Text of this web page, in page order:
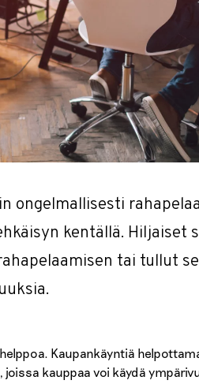
ongelmallisesti
kentällä. Hiljaiset
tai tullut
Kaupankäyntiä
kauppaa voi käydä